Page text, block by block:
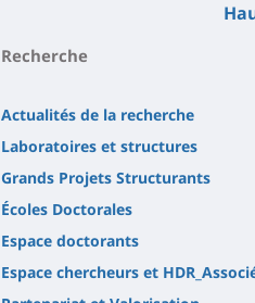
Recherche
Actualités de la recherche
Laboratoires et structures
Grands Projets Structurants
Écoles Doctorales
Espace doctorants
Espace chercheurs et